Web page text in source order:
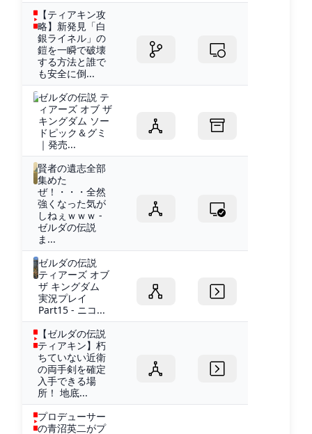
【ティアキン攻
略】新発見「白
銀ライネル」の
鎧を一瞬で破壊
する方法と誰で
も安全に倒...
ゼルダの伝説 テ
ィアーズ オブ ザ
キングダム ソー
ドピック＆グミ
｜発売...
賢者の遺志全部
集めた
ぜ！・・・全然
強くなった気が
しねぇｗｗｗ -
ゼルダの伝説
ま...
ゼルダの伝説
ティアーズ オブ
ザ キングダム
実況プレイ
Part15 - ニコ...
【ゼルダの伝説
ティアキン】朽
ちていない近衛
の両手剣を確定
入手できる場
所！ 地底...
プロデューサー
の青沼英二がプ